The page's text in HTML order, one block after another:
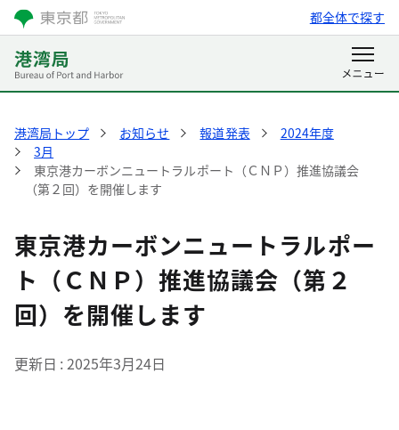
都全体で探す
港湾局トップ お知らせ 報道発表
2024年度
3月
東京港カーボンニュートラルポート（ＣＮＰ）推進協議会
（第２回）を開催します
東京港カーボンニュートラルポー
ト（ＣＮＰ）推進協議会（第２
回）を開催します
更新日 2025年3月24日